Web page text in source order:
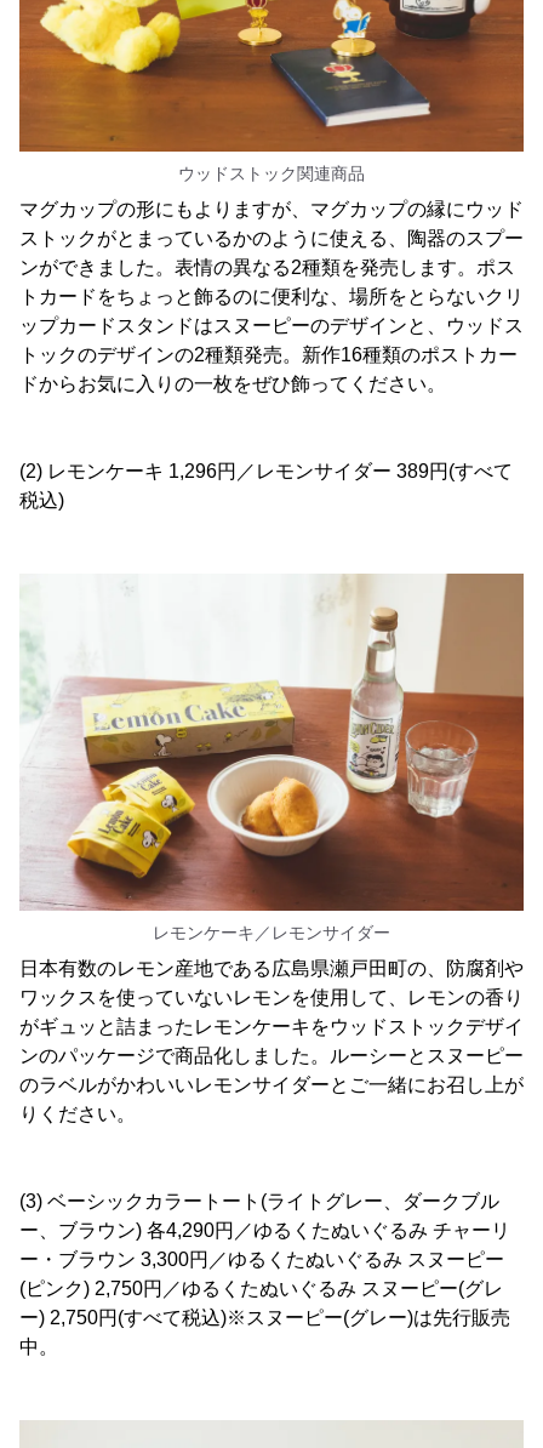
ウッドストック関連商品
マグカップの形にもよりますが、マグカップの縁にウッド
ストックがとまっているかのように使える、陶器のスプー
ンができました。表情の異なる2種類を発売します。ポス
トカードをちょっと飾るのに便利な、場所をとらないクリ
ップカードスタンドはスヌーピーのデザインと、ウッドス
トックのデザインの2種類発売。新作16種類のポストカー
ドからお気に入りの一枚をぜひ飾ってください。
(2) レモンケーキ 1,296円／レモンサイダー 389円(すべて
税込)
レモンケーキ／レモンサイダー
日本有数のレモン産地である広島県瀬戸田町の、防腐剤や
ワックスを使っていないレモンを使用して、レモンの香り
がギュッと詰まったレモンケーキをウッドストックデザイ
ンのパッケージで商品化しました。ルーシーとスヌーピー
のラベルがかわいいレモンサイダーとご一緒にお召し上が
りください。
(3) ベーシックカラートート(ライトグレー、ダークブル
ー、ブラウン) 各4,290円／ゆるくたぬいぐるみ チャーリ
ー・ブラウン 3,300円／ゆるくたぬいぐるみ スヌーピー
(ピンク) 2,750円／ゆるくたぬいぐるみ スヌーピー(グレ
ー) 2,750円(すべて税込)※スヌーピー(グレー)は先行販売
中。